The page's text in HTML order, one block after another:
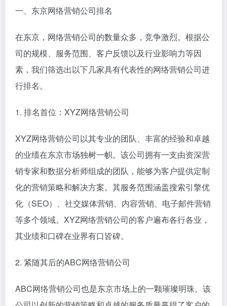
一、东京网络营销公司排名
在东京，网络营销公司的数量众多，竞争激烈。根据公
司的规模、服务范围、客户反馈以及行业影响力等因
素，我们筛选出以下几家具有代表性的网络营销公司进
行排名。
1. 排名首位：XYZ网络营销公司
XYZ网络营销公司以其专业的团队、丰富的经验和卓越
的业绩在东京市场独树一帜。该公司拥有一支由资深营
销专家和数据分析师组成的团队，能够为客户提供定制
化的营销策略和解决方案。其服务范围涵盖搜索引擎优
化（SEO）、社交媒体营销、内容营销、电子邮件营销
等多个领域。XYZ网络营销公司的客户遍布各行各业，
其业绩和口碑在业界有口皆碑。
2. 紧随其后的ABC网络营销公司
ABC网络营销公司也是东京市场上的一颗璀璨明珠。该